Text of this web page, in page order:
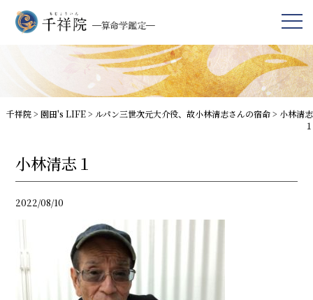
千祥院> 園田's LIFE> ルパン三世次元大介役、故小林清志さんの宿命> 小林清志
１
小林清志１
2022/08/10